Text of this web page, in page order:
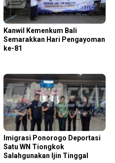
Kanwil Kemenkum Bali
Semarakkan Hari Pengayoman
ke-81
Imigrasi Ponorogo Deportasi
Satu WN Tiongkok
Salahgunakan Ijin Tinggal